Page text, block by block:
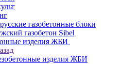
газобетонные блоки
газобетон Sibel
изделия ЖБИ
изделия ЖБИ